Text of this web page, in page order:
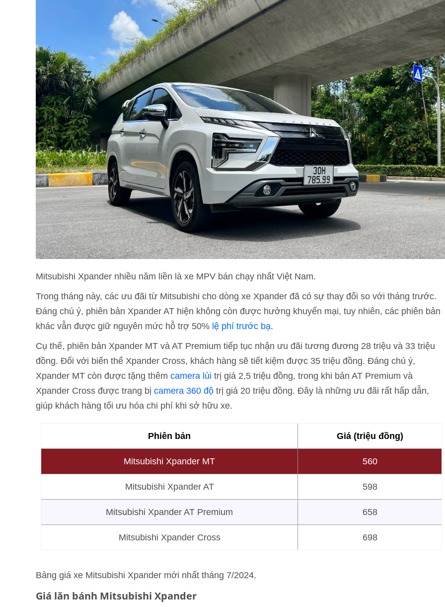
Mitsubishi Xpander nhiều năm liền là xe MPV bán chạy nhất Việt Nam.
Trong tháng này, các ưu đãi từ Mitsubishi cho dòng xe Xpander đã có sự thay đổi so với tháng trước.
Đáng chú ý, phiên bản Xpander AT hiện không còn được hưởng khuyến mại, tuy nhiên, các phiên bản
khác vẫn được giữ nguyên mức hỗ trợ 50% lệ phí trước bạ.
Cụ thể, phiên bản Xpander MT và AT Premium tiếp tục nhận ưu đãi tương đương 28 triệu và 33 triệu
đồng. Đối với biến thể Xpander Cross, khách hàng sẽ tiết kiệm được 35 triệu đồng. Đáng chú ý,
Xpander MT còn được tặng thêm camera lùi trị giá 2,5 triệu đồng, trong khi bản AT Premium và
Xpander Cross được trang bị camera 360 độ trị giá 20 triệu đồng. Đây là những ưu đãi rất hấp dẫn,
giúp khách hàng tối ưu hóa chi phí khi sở hữu xe.
Phiên bản Giá (triệu đồng)
Mitsubishi Xpander MT 560
Mitsubishi Xpander AT 598
Mitsubishi Xpander AT Premium 658
Mitsubishi Xpander Cross 698
Bảng giá xe Mitsubishi Xpander mới nhất tháng 7/2024.
Giá lăn bánh Mitsubishi Xpander